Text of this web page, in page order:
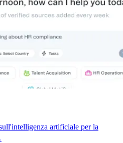
artificiale per la